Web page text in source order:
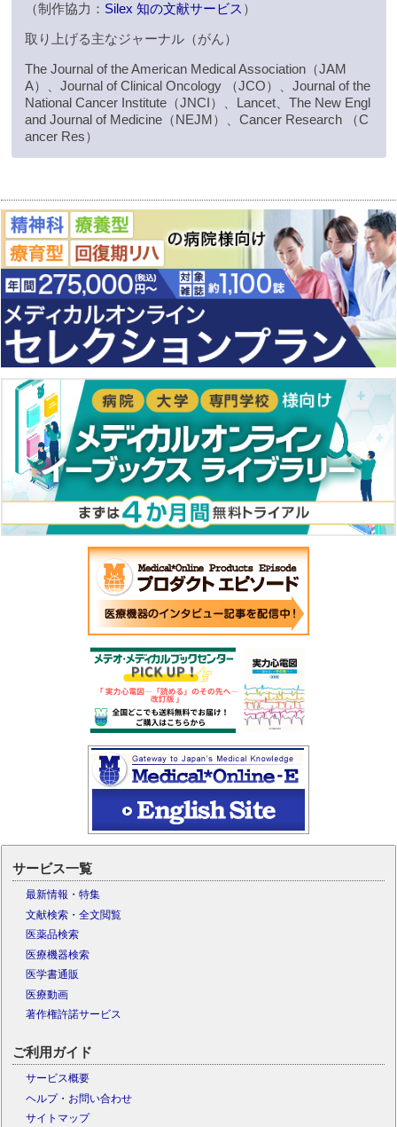
（制作協力： Silex 知の文献サービス ）
取り上げる主なジャーナル（がん）
The Journal of the American Medical Association（JAM
A）、Journal of Clinical Oncology （JCO）、Journal of the
National Cancer Institute（JNCI）、Lancet、The New Engl
and Journal of Medicine（NEJM）、Cancer Research （C
ancer Res）
サービス一覧
最新情報・特集
文献検索・全文閲覧
医薬品検索
医療機器検索
医学書通販
医療動画
著作権許諾サービス
ご利用ガイド
サービス概要
ヘルプ・お問い合わせ
サイトマップ